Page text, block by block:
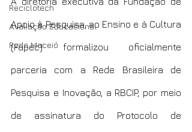
Reciclotech
Avaliação Educacional
Rede Maceió
Apoio à Pesquisa, ao Ensino e à Cultura
(Fapec) formalizou oficialmente
parceria com a Rede Brasileira de
Pesquisa e Inovação, a RBCIP, por meio
de assinatura do Protocolo de